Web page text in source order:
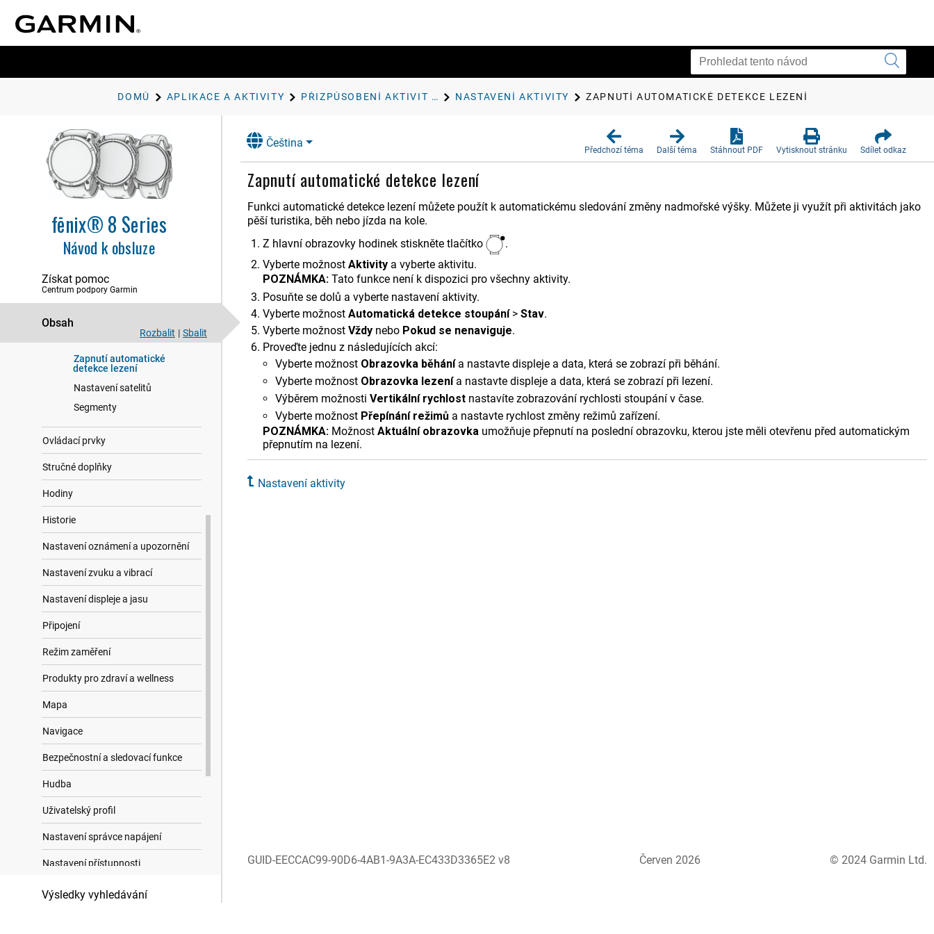
DOMŮ APLIKACE A AKTIVITY PŘIZPŮSOBENÍ AKTIVIT A APLIKACÍ NASTAVENÍ AKTIVITY ZAPNUTÍ AUTOMATICKÉ DETEKCE LEZENÍ
fēnix® 8 Series
Návod k obsluze
Získat pomoc
Centrum podpory Garmin
Obsah
Rozbalit | Sbalit
Aplikace a aktivity
Přizpůsobení aktivit a aplikací
Přizpůsobení seznamu aplikací
Přizpůsobení seznamu
oblíbených aktivit
Vytvoření vlastní aktivity
Nastavení aktivity
Přehrávání hlasových
Použití funkce ClimbPro
Zapnutí automatické
detekce lezení
Nastavení satelitů
Segmenty
Ovládací prvky
Stručné doplňky
Hodiny
Historie
Nastavení oznámení a upozornění
Nastavení zvuku a vibrací
Nastavení displeje a jasu
Připojení
Režim zaměření
Produkty pro zdraví a wellness
Mapa
Navigace
Bezpečnostní a sledovací funkce
Hudba
Uživatelský profil
Nastavení správce napájení
Nastavení přístupnosti
Nastavení systému
Výsledky vyhledávání
Čeština
Předchozí téma Další téma Stáhnout PDF Vytisknout stránku Sdílet odkaz
Zapnutí automatické detekce lezení
Funkci automatické detekce lezení můžete použít k automatickému sledování změny nadmořské výšky. Můžete ji využít při aktivitách jako
pěší turistika, běh nebo jízda na kole.
Z hlavní obrazovky hodinek stiskněte tlačítko
.
Vyberte možnost Aktivity a vyberte aktivitu.
POZNÁMKA: Tato funkce není k dispozici pro všechny aktivity.
Posuňte se dolů a vyberte nastavení aktivity.
Vyberte možnost Automatická detekce stoupání> Stav.
Vyberte možnost Vždy nebo Pokud se nenaviguje.
Proveďte jednu z následujících akcí:
Vyberte možnost Obrazovka běhánía nastavte displeje a data, která se zobrazí při běhání.
Vyberte možnost Obrazovka lezenía nastavte displeje a data, která se zobrazí při lezení.
Výběrem možnosti Vertikální rychlost nastavíte zobrazování rychlosti stoupání v čase.
Vyberte možnost Přepínání režimů a nastavte rychlost změny režimů zařízení.
POZNÁMKA: Možnost Aktuální obrazovka umožňuje přepnutí na poslední obrazovku, kterou jste měli otevřenu před automatickým
přepnutím na lezení.
Nastavení aktivity
GUID-EECCAC99-90D6-4AB1-9A3A-EC433D3365E2 v8 Červen 2026 © 2024 Garmin Ltd.